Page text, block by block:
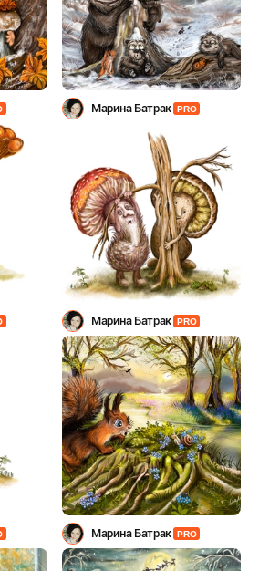
Марина Батрак PRO
Марина Батрак PRO
Марина Батрак PRO